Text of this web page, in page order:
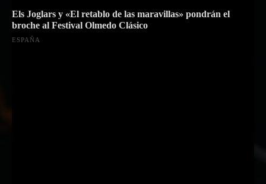
Els Joglars y «El retablo de las maravillas» pondrán el
broche al Festival Olmedo Clásico
ESPAÑA